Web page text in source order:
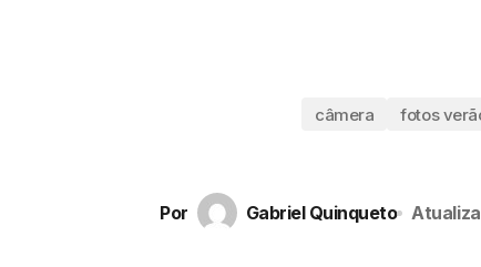
câmera fotos
Por Gabriel Quinqueto